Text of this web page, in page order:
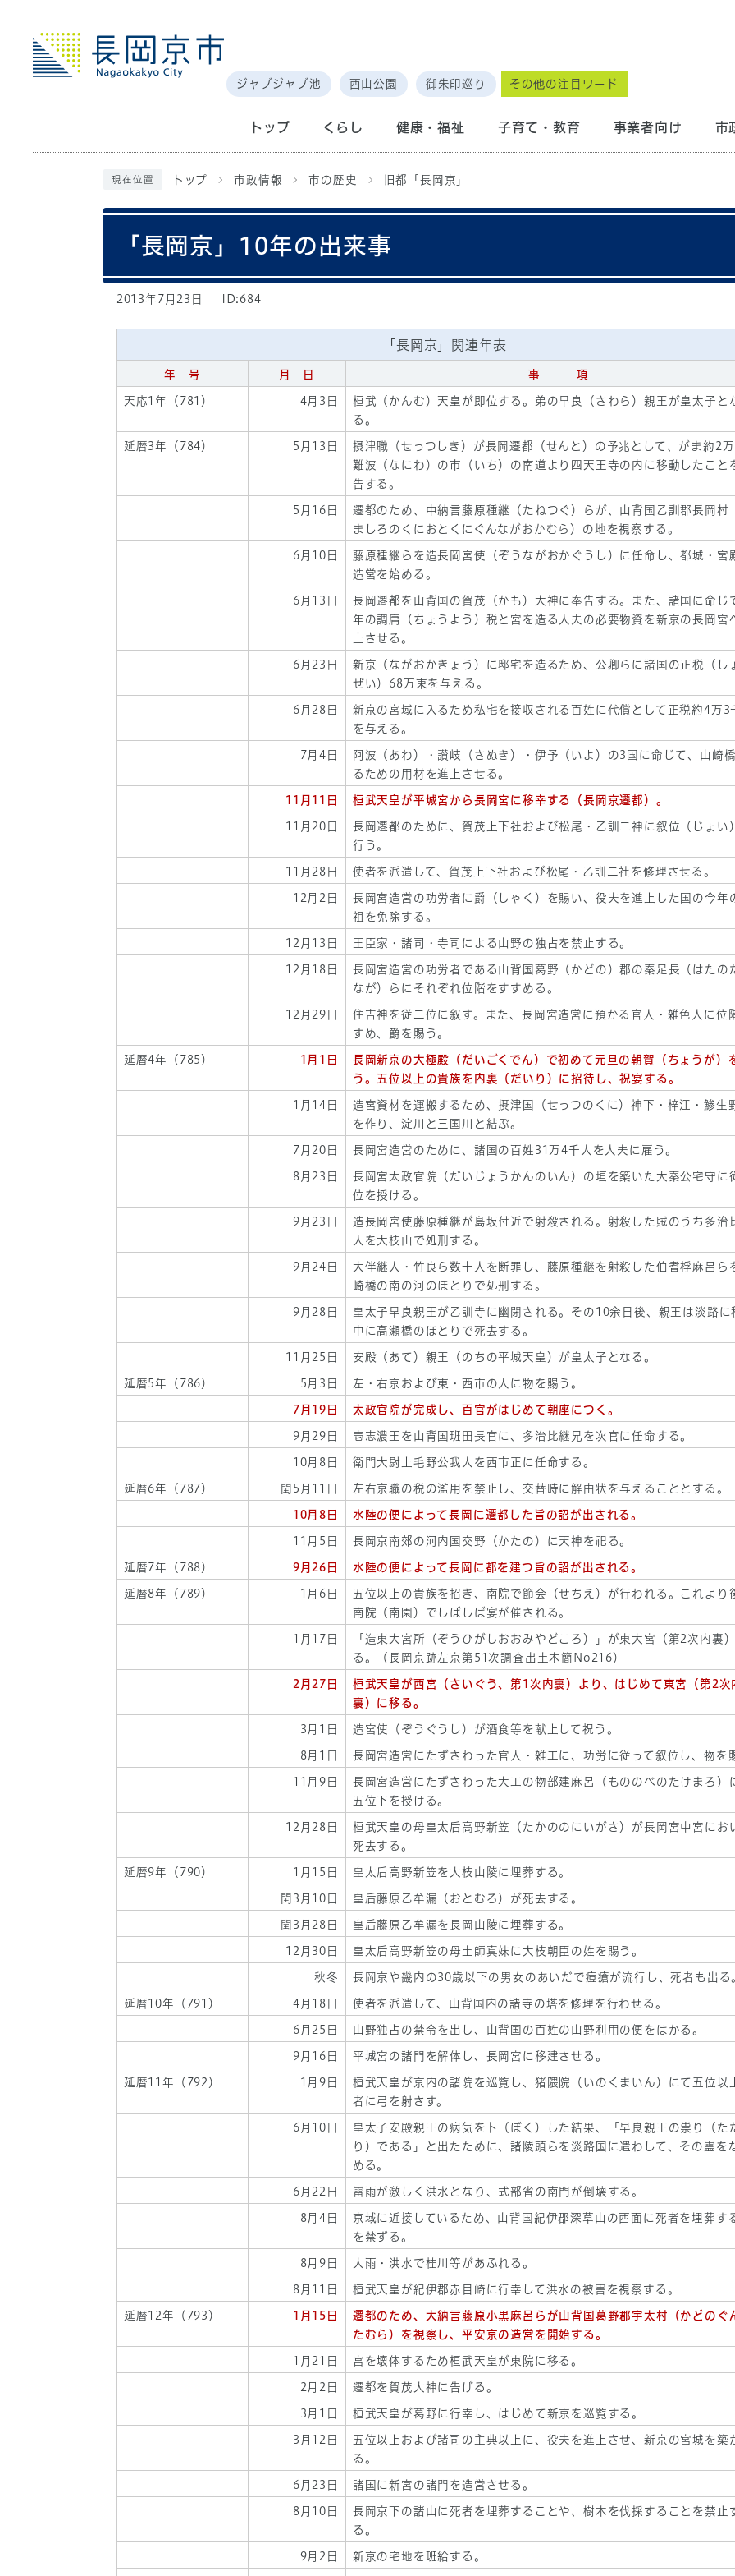
ジャブジャブ池 西山公園 御朱印巡り その他の注目ワード
トップ くらし 健康・福祉 子育て・教育 事業者向け 市
現在位置 トップ 市政情報 市の歴史 旧都「長岡京」
「長岡京」10年の出来事
2013年7月23日 ID:684
「長岡京」関連年表
年 号 月 日 事 項
天応1年（781） 4月3日
桓武（かんむ）天皇が即位する。弟の早良（さわら）親王が皇太子と
る。
延暦3年（784） 5月13日
摂津職（せっつしき）が長岡遷都（せんと）の予兆として、がま約2
難波（なにわ）の市（いち）の南道より四天王寺の内に移動したこと
告する。
5月16日
遷都のため、中納言藤原種継（たねつぐ）らが、山背国乙訓郡長岡村
ましろのくにおとくにぐんながおかむら）の地を視察する。
6月10日
藤原種継らを造長岡宮使（ぞうながおかぐうし）に任命し、都城・宮
造営を始める。
6月13日
長岡遷都を山背国の賀茂（かも）大神に奉告する。また、諸国に命じ
年の調庸（ちょうよう）税と宮を造る人夫の必要物資を新京の長岡宮
上させる。
6月23日
新京（ながおかきょう）に邸宅を造るため、公卿らに諸国の正税（し
ぜい）68万束を与える。
6月28日
新京の宮域に入るため私宅を接収される百姓に代償として正税約4万3
を与える。
7月4日
阿波（あわ）・讃岐（さぬき）・伊予（いよ）の3国に命じて、山崎
るための用材を進上させる。
11月11日 桓武天皇が平城宮から長岡宮に移幸する（長岡京遷都）。
11月20日
長岡遷都のために、賀茂上下社および松尾・乙訓二神に叙位（じょい
行う。
11月28日 使者を派遣して、賀茂上下社および松尾・乙訓二社を修理させる。
12月2日
長岡宮造営の功労者に爵（しゃく）を賜い、役夫を進上した国の今年
祖を免除する。
12月13日 王臣家・諸司・寺司による山野の独占を禁止する。
12月18日
長岡宮造営の功労者である山背国葛野（かどの）郡の秦足長（はたの
なが）らにそれぞれ位階をすすめる。
12月29日
住吉神を従二位に叙す。また、長岡宮造営に預かる官人・雑色人に位
すめ、爵を賜う。
延暦4年（785） 1月1日
長岡新京の大極殿（だいごくでん）で初めて元旦の朝賀（ちょうが）
う。五位以上の貴族を内裏（だいり）に招待し、祝宴する。
1月14日
造宮資材を運搬するため、摂津国（せっつのくに）神下・梓江・鯵生
を作り、淀川と三国川と結ぶ。
7月20日 長岡宮造営のために、諸国の百姓31万4千人を人夫に雇う。
8月23日
長岡宮太政官院（だいじょうかんのいん）の垣を築いた大秦公宅守に
位を授ける。
9月23日
造長岡宮使藤原種継が島坂付近で射殺される。射殺した賊のうち多治
人を大枝山で処刑する。
9月24日
大伴継人・竹良ら数十人を断罪し、藤原種継を射殺した伯耆桴麻呂ら
崎橋の南の河のほとりで処刑する。
9月28日
皇太子早良親王が乙訓寺に幽閉される。その10余日後、親王は淡路に
中に高瀬橋のほとりで死去する。
11月25日 安殿（あて）親王（のちの平城天皇）が皇太子となる。
延暦5年（786） 5月3日 左・右京および東・西市の人に物を賜う。
7月19日 太政官院が完成し、百官がはじめて朝座につく。
9月29日 壱志濃王を山背国班田長官に、多治比継兄を次官に任命する。
10月8日 衛門大尉上毛野公我人を西市正に任命する。
延暦6年（787） 閏5月11日 左右京職の税の濫用を禁止し、交替時に解由状を与えることとする。
10月8日 水陸の便によって長岡に遷都した旨の詔が出される。
11月5日 長岡京南郊の河内国交野（かたの）に天神を祀る。
延暦7年（788） 9月26日 水陸の便によって長岡に都を建つ旨の詔が出される。
延暦8年（789） 1月6日
五位以上の貴族を招き、南院で節会（せちえ）が行われる。これより
南院（南園）でしばしば宴が催される。
1月17日
「造東大宮所（ぞうひがしおおみやどころ）」が東大宮（第2次内裏
る。（長岡京跡左京第51次調査出土木簡No216）
2月27日
桓武天皇が西宮（さいぐう、第1次内裏）より、はじめて東宮（第2次
裏）に移る。
3月1日 造宮使（ぞうぐうし）が酒食等を献上して祝う。
8月1日 長岡宮造営にたずさわった官人・雑工に、功労に従って叙位し、物を
11月9日
長岡宮造営にたずさわった大工の物部建麻呂（もののべのたけまろ）
五位下を授ける。
12月28日
桓武天皇の母皇太后高野新笠（たかののにいがさ）が長岡宮中宮にお
死去する。
延暦9年（790） 1月15日 皇太后高野新笠を大枝山陵に埋葬する。
閏3月10日 皇后藤原乙牟漏（おとむろ）が死去する。
閏3月28日 皇后藤原乙牟漏を長岡山陵に埋葬する。
12月30日 皇太后高野新笠の母土師真妹に大枝朝臣の姓を賜う。
秋冬 長岡京や畿内の30歳以下の男女のあいだで痘瘡が流行し、死者も出る
延暦10年（791） 4月18日 使者を派遣して、山背国内の諸寺の塔を修理を行わせる。
6月25日 山野独占の禁令を出し、山背国の百姓の山野利用の便をはかる。
9月16日 平城宮の諸門を解体し、長岡宮に移建させる。
延暦11年（792） 1月9日
桓武天皇が京内の諸院を巡覧し、猪隈院（いのくまいん）にて五位以
者に弓を射さす。
6月10日
皇太子安殿親王の病気を卜（ぼく）した結果、「早良親王の祟り（た
り）である」と出たために、諸陵頭らを淡路国に遣わして、その霊を
める。
6月22日 雷雨が激しく洪水となり、式部省の南門が倒壊する。
8月4日
京域に近接しているため、山背国紀伊郡深草山の西面に死者を埋葬す
を禁ずる。
8月9日 大雨・洪水で桂川等があふれる。
8月11日 桓武天皇が紀伊郡赤目崎に行幸して洪水の被害を視察する。
延暦12年（793） 1月15日
遷都のため、大納言藤原小黒麻呂らが山背国葛野郡宇太村（かどのぐ
たむら）を視察し、平安京の造営を開始する。
1月21日 宮を壊体するため桓武天皇が東院に移る。
2月2日 遷都を賀茂大神に告げる。
3月1日 桓武天皇が葛野に行幸し、はじめて新京を巡覧する。
3月12日
五位以上および諸司の主典以上に、役夫を進上させ、新京の宮城を築
る。
6月23日 諸国に新宮の諸門を造営させる。
8月10日
長岡京下の諸山に死者を埋葬することや、樹木を伐採することを禁止
る。
9月2日 新京の宅地を班給する。